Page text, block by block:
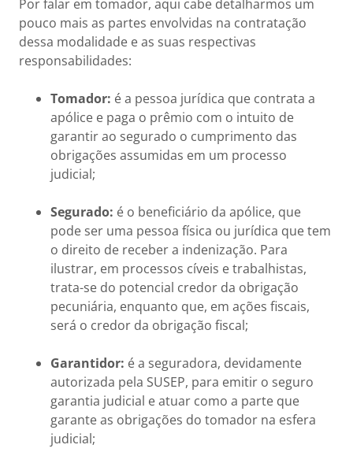
Por falar em tomador, aqui cabe detalharmos um
pouco mais as partes envolvidas na contratação
dessa modalidade e as suas respectivas
responsabilidades:
Tomador: é a pessoa jurídica que contrata a
apólice e paga o prêmio com o intuito de
garantir ao segurado o cumprimento das
obrigações assumidas em um processo
judicial;
Segurado: é o beneficiário da apólice, que
pode ser uma pessoa física ou jurídica que tem
o direito de receber a indenização. Para
ilustrar, em processos cíveis e trabalhistas,
trata-se do potencial credor da obrigação
pecuniária, enquanto que, em ações fiscais,
será o credor da obrigação fiscal;
Garantidor: é a seguradora, devidamente
autorizada pela SUSEP, para emitir o seguro
garantia judicial e atuar como a parte que
garante as obrigações do tomador na esfera
judicial;